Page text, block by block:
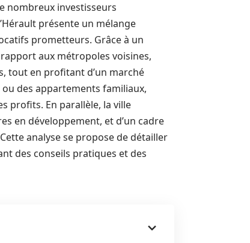
nombreux investisseurs
présente un mélange
prometteurs. Grâce à un
aux métropoles voisines,
tout en profitant d’un marché
des appartements familiaux,
profits. En parallèle, la ville
en développement, et d’un cadre
analyse se propose de détailler
des conseils pratiques et des